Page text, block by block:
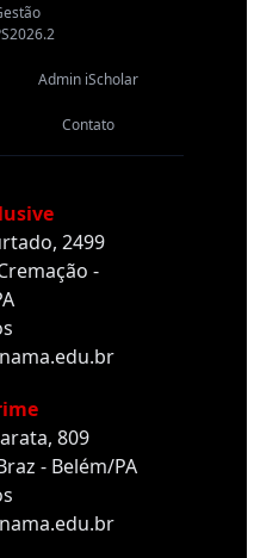
Admin iScholar
Contato
2499
-
809
- Belém/PA